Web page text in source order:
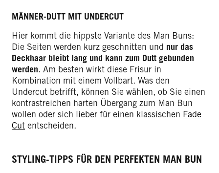
MÄNNER-DUTT MIT UNDERCUT
Hier kommt die hippste Variante des Man Buns:
Die Seiten werden kurz geschnitten und nur das
Deckhaar bleibt lang und kann zum Dutt gebunden
werden. Am besten wirkt diese Frisur in
Kombination mit einem Vollbart. Was den
Undercut betrifft, können Sie wählen, ob Sie einen
kontrastreichen harten Übergang zum Man Bun
wollen oder sich lieber für einen klassischen Fade
Cut entscheiden.
STYLING-TIPPS FÜR DEN PERFEKTEN MAN BUN